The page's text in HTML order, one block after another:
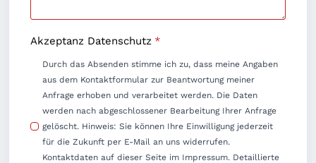
Akzeptanz Datenschutz *
Durch das Absenden stimme ich zu, dass meine Angaben
aus dem Kontaktformular zur Beantwortung meiner
Anfrage erhoben und verarbeitet werden. Die Daten
werden nach abgeschlossener Bearbeitung Ihrer Anfrage
gelöscht. Hinweis: Sie können Ihre Einwilligung jederzeit
für die Zukunft per E-Mail an uns widerrufen.
Kontaktdaten auf dieser Seite im Impressum. Detaillierte